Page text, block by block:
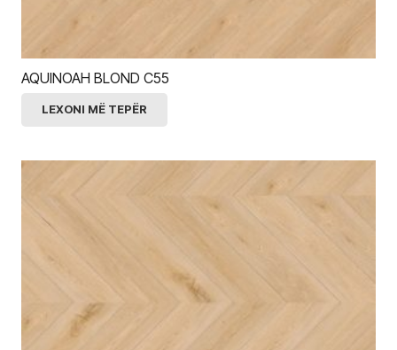
AQUINOAH BLOND C55
LEXONI MË TEPËR